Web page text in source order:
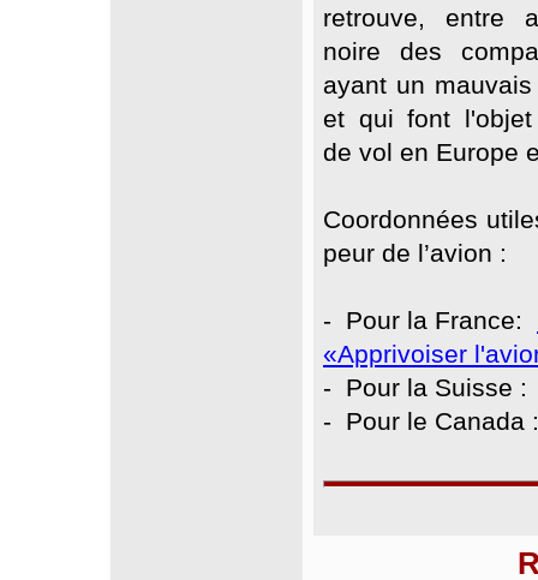
retrouve, entre
noire des
ayant un
et qui font
de vol en Europe
Coordonnées
peur de l’avion :
- Pour la France:
«Apprivoiser
- Pour la Suisse
- Pour le